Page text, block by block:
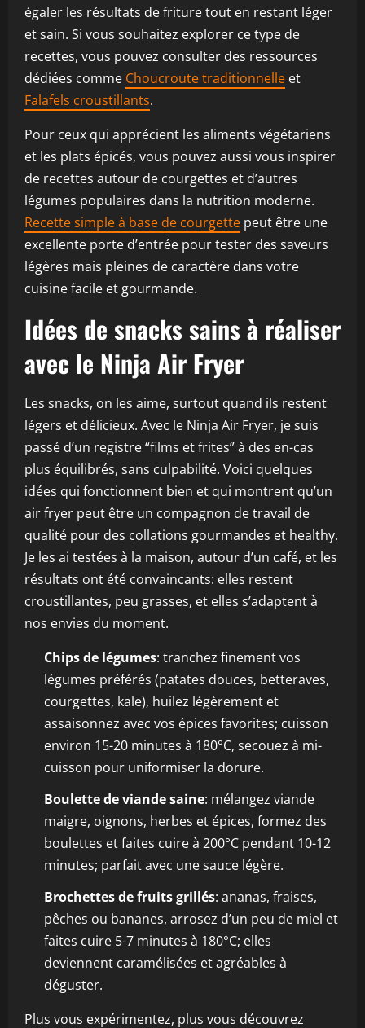
égaler les résultats de friture tout en restant léger
et sain. Si vous souhaitez explorer ce type de
recettes, vous pouvez consulter des ressources
dédiées comme Choucroute traditionnelle et
Falafels croustillants.
Pour ceux qui apprécient les aliments végétariens
et les plats épicés, vous pouvez aussi vous inspirer
de recettes autour de courgettes et d’autres
légumes populaires dans la nutrition moderne.
Recette simple à base de courgette peut être une
excellente porte d’entrée pour tester des saveurs
légères mais pleines de caractère dans votre
cuisine facile et gourmande.
Idées de snacks sains à réaliser
avec le Ninja Air Fryer
Les snacks, on les aime, surtout quand ils restent
légers et délicieux. Avec le Ninja Air Fryer, je suis
passé d’un registre “films et frites” à des en-cas
plus équilibrés, sans culpabilité. Voici quelques
idées qui fonctionnent bien et qui montrent qu’un
air fryer peut être un compagnon de travail de
qualité pour des collations gourmandes et healthy.
Je les ai testées à la maison, autour d’un café, et les
résultats ont été convaincants: elles restent
croustillantes, peu grasses, et elles s’adaptent à
nos envies du moment.
Chips de légumes: tranchez finement vos
légumes préférés (patates douces, betteraves,
courgettes, kale), huilez légèrement et
assaisonnez avec vos épices favorites; cuisson
environ 15-20 minutes à 180°C, secouez à mi-
cuisson pour uniformiser la dorure.
Boulette de viande saine: mélangez viande
maigre, oignons, herbes et épices, formez des
boulettes et faites cuire à 200°C pendant 10-12
minutes; parfait avec une sauce légère.
Brochettes de fruits grillés: ananas, fraises,
pêches ou bananes, arrosez d’un peu de miel et
faites cuire 5-7 minutes à 180°C; elles
deviennent caramélisées et agréables à
déguster.
Plus vous expérimentez, plus vous découvrez